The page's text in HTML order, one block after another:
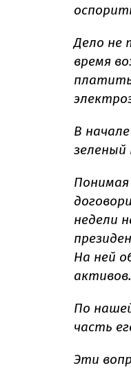
Дело не
время
В
недели
На ней
активов.
По
часть
Эти